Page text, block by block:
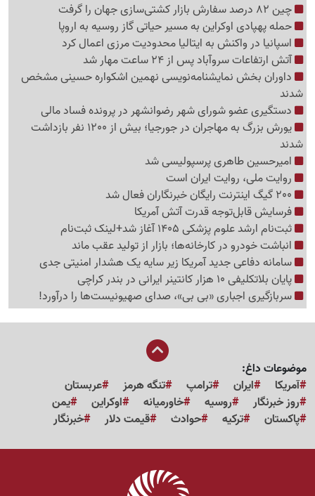
چین 82 درصد سفارش بازار کشتی‌سازی جهان را گرفت
حمله پهپادی اوکراین به مسیر حیاتی گاز روسیه به اروپا
اسپانیا در واکنش به ایتالیا محدودیت مرزی اعمال کرد
آتش ارتفاعات سروآباد پس از 24 ساعت مهار شد
داوران بخش نمایشنامه‌نویسی نهمین اشکواره حسینی مشخص
شدند
دستگیری عضو شورای شهر رضوانشهر در پرونده فساد مالی
یورش بزرگ به مهاجران در جورجیا؛ بیش از 1200 نفر بازداشت
شدند
امیرحسین طاهری پرسپولیسی شد
روایت ملی، روایت ایران است
فرسایش قابل‌توجه قدرت آتش آمریکا
ثبت‌نام ارشد علوم پزشکی 1405 آغاز شد+لینک ثبت‌نام
انباشت خودرو در کارخانه‌ها؛ بازار از تولید عقب ماند
سامانه دفاعی جدید آمریکا زیر سایه یک هشدار امنیتی جدی
پایان بلاتکلیفی 10 هزار کانتینر ایرانی در بندر کراچی
سربازگیری اجباری «بی بی»، صدای صهیونیست‌ها را درآورد!
موضوعات داغ:
آمریکا
ایران ترامپ تنگه هرمز
عربستان
روز خبرنگار
روسیه خاورمیانه اوکراین
یمن
پاکستان
ترکیه حوادث قیمت دلار خبرنگار